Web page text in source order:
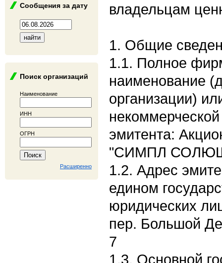
Сообщения за дату
Поиск организаций
Наименование
ИНН
ОГРН
Расширенно
владельцам
1. Общие
1.1. Полное
наименование
организации)
эмитента:
"СИМПЛ
1.2. Адрес
едином
юридических
пер. Большой
7
1.3. Основной